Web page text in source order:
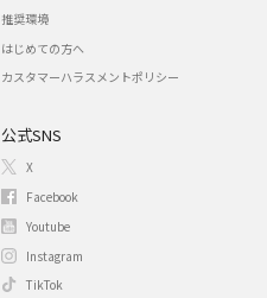
推奨環境
はじめての方へ
カスタマーハラスメントポリシー
公式SNS
X
Facebook
Youtube
Instagram
TikTok